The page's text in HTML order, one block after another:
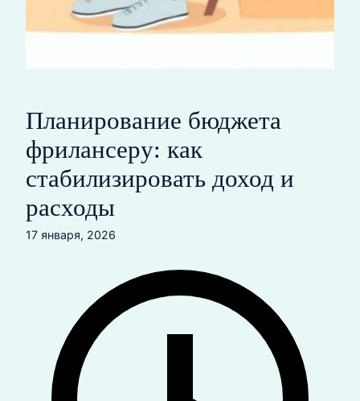
Планирование бюджета
фрилансеру: как
стабилизировать доход и
расходы
17 января, 2026